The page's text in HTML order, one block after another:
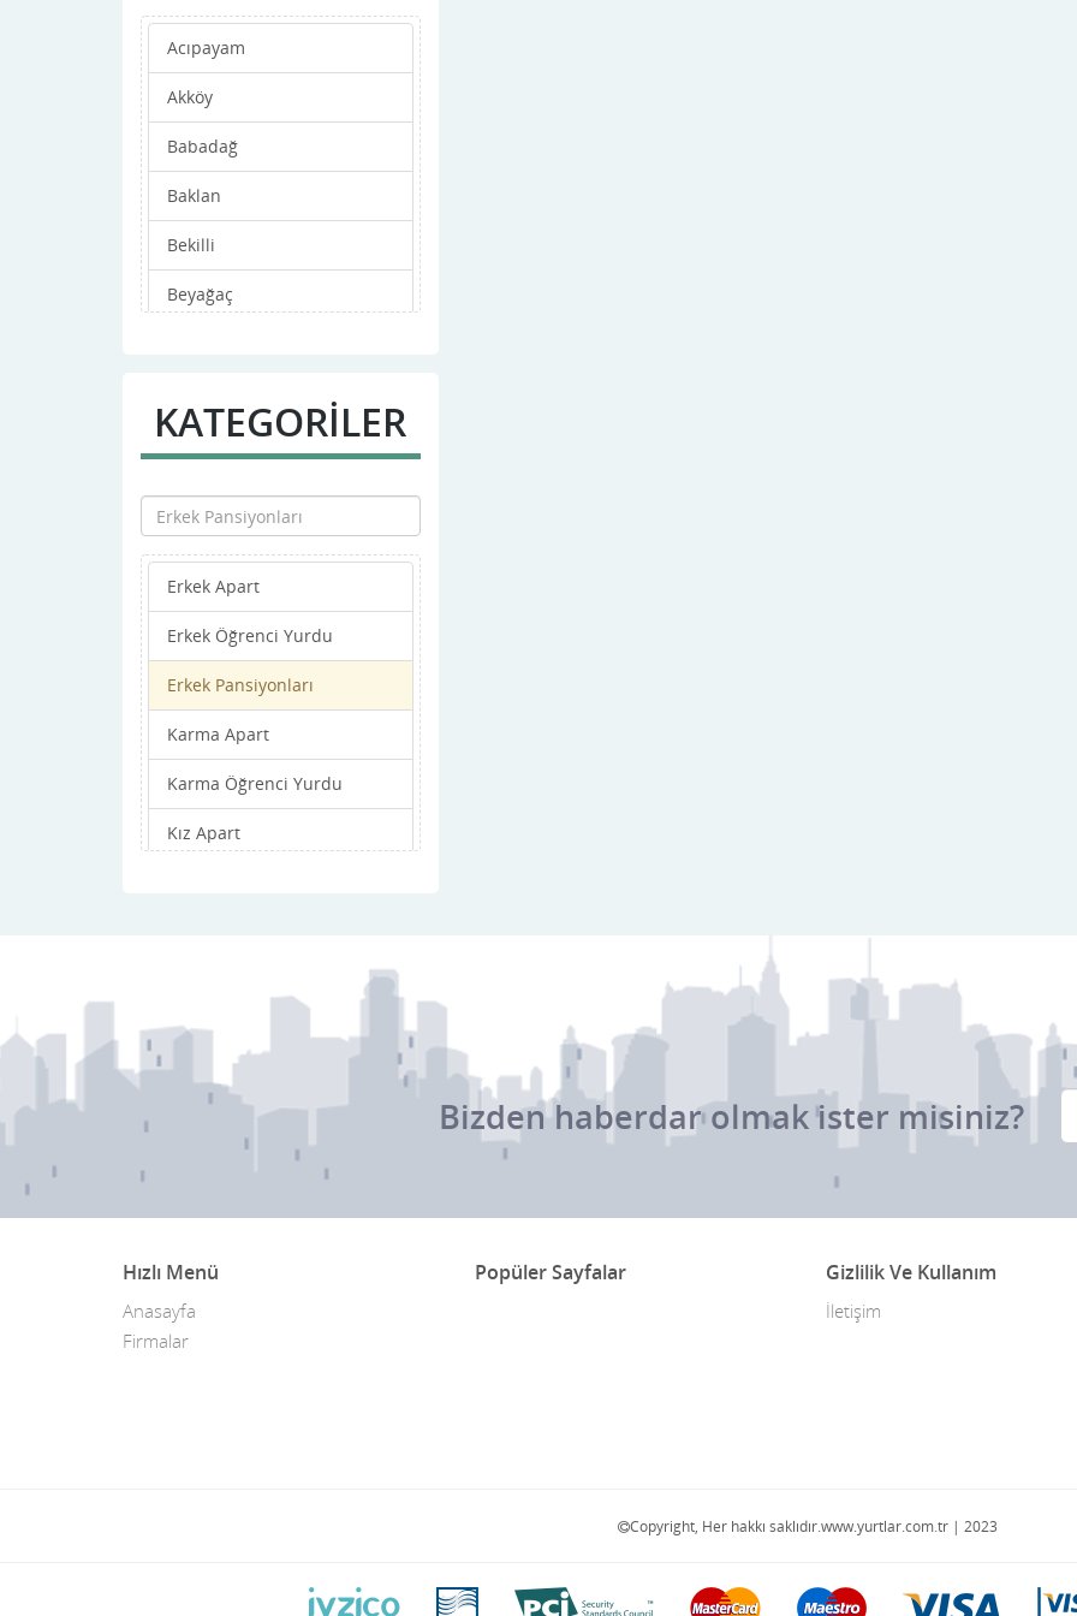
Acıpayam
Akköy
Babadağ
Baklan
Bekilli
Beyağaç
Çal
Çameli
Çardak
Çivril
Güney
Honaz
Kale
Merkez
Sarayköy
KATEGORİLER
Erkek Apart
Erkek Öğrenci Yurdu
Erkek Pansiyonları
Karma Apart
Karma Öğrenci Yurdu
Kız Apart
Bizden haberdar olmak ister misiniz?
Hızlı Menü
Anasayfa
Firmalar
Popüler Sayfalar Gizlilik Ve Kullanım
İletişim
Copyright, Her hakkı saklıdır.www.yurtlar.com.tr | 2023